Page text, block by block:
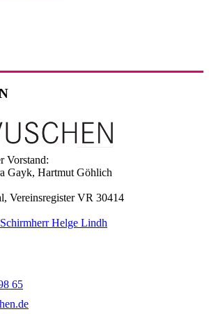
Vorstand:
Gayk, Hartmut Göhlich
Vereinsregister VR 30414
Helge Lindh
65